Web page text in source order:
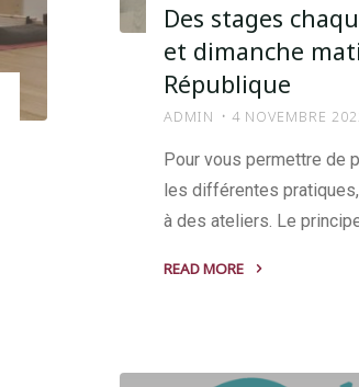
Des stages
et dimanche
République
ADMIN 4 NOVEMBRE
Pour vous permettre de
les différentes
à des ateliers. Le
READ MORE